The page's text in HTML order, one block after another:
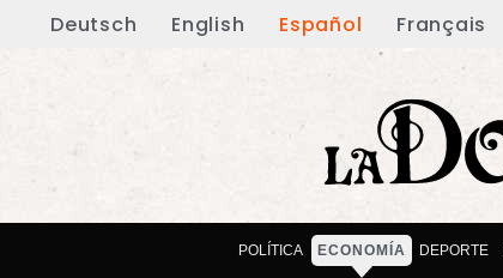
Deutsch English Español Français
POLÍTICA ECONOMÍA DEPORTE